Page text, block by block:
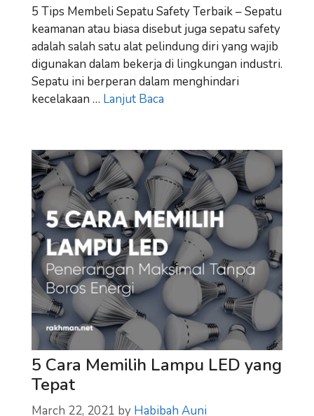
5 Tips Membeli Sepatu Safety Terbaik – Sepatu
keamanan atau biasa disebut juga sepatu safety
adalah salah satu alat pelindung diri yang wajib
digunakan dalam bekerja di lingkungan industri.
Sepatu ini berperan dalam menghindari
kecelakaan … Lanjut Baca
5 Cara Memilih Lampu LED yang
Tepat
March 22, 2021 by Habibah Auni